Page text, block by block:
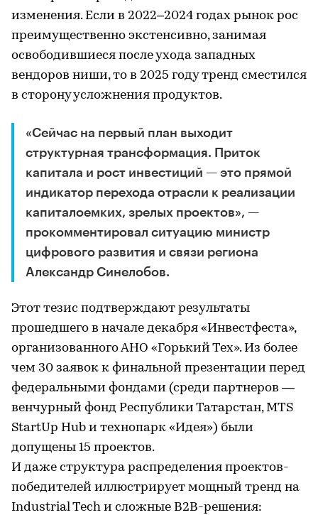
изменения. Если в 2022–2024 годах рынок рос
преимущественно экстенсивно, занимая
освободившиеся после ухода западных
вендоров ниши, то в 2025 году тренд сместился
в сторону усложнения продуктов.
«Сейчас на первый план выходит
структурная трансформация. Приток
капитала и рост инвестиций — это прямой
индикатор перехода отрасли к реализации
капиталоемких, зрелых проектов», —
прокомментировал ситуацию министр
цифрового развития и связи региона
Александр Синелобов.
Этот тезис подтверждают результаты
прошедшего в начале декабря «Инвестфеста»,
организованного АНО «Горький Тех». Из более
чем 30 заявок к финальной презентации перед
федеральными фондами (среди партнеров —
венчурный фонд Республики Татарстан, MTS
StartUp Hub и технопарк «Идея») были
допущены 15 проектов.
И даже структура распределения проектов-
победителей иллюстрирует мощный тренд на
Industrial Tech и сложные B2B-решения: